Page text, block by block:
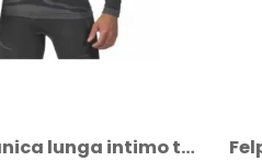
Maglia manica lunga intimo termico "Ghibly"